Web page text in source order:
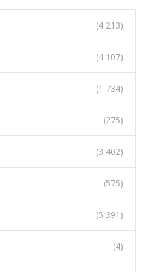
(4 213)
(4 107)
(1 734)
(275)
(3 402)
(575)
(5 391)
(4)